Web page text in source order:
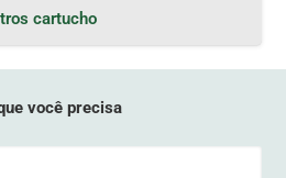
cartucho
você precisa